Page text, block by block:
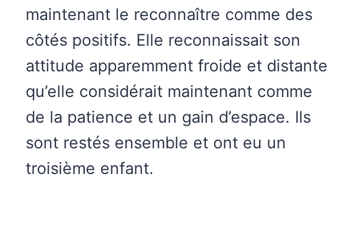
maintenant le reconnaître comme des
côtés positifs. Elle reconnaissait son
attitude apparemment froide et distante
qu’elle considérait maintenant comme
de la patience et un gain d’espace. Ils
sont restés ensemble et ont eu un
troisième enfant.